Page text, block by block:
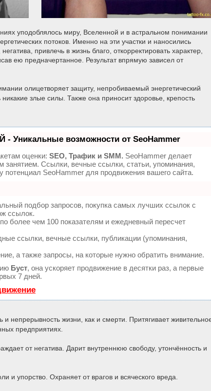
уподоблялось миру, Вселенной и в астральном понимании
потоков. Именно на эти участки и наносились
привлечь в жизнь благо, откорректировать характер,
ею предначертанное. Результат впрямую зависел от
олицетворяет защиту, непробиваемый энергетический
злые силы. Также она приносит здоровье, крепость
Уникальные возможности от SeoHammer
оценки: SEO, Трафик и SMM. SeoHammer делает
занятием. Ссылки, вечные ссылки, статьи, упоминания,
потенциал SeoHammer для продвижения вашего сайта.
подбор запросов, покупка самых лучших ссылок с
ссылок.
более чем 100 показателям и ежедневный пересчет
ссылки, вечные ссылки, публикации (упоминания,
а также запросы, на которые нужно обратить внимание.
Буст, она ускоряет продвижение в десятки раз, а первые
7 дней.
и непрерывность жизни, как и смерти. Притягивает
предприятиях.
от негатива. Дарит внутреннюю свободу, утончённость и
и упорство. Охраняет от врагов и всяческого вреда.